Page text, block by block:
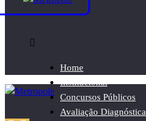
Home
Institucional
Concursos Públicos
Avaliação Diagnóstica